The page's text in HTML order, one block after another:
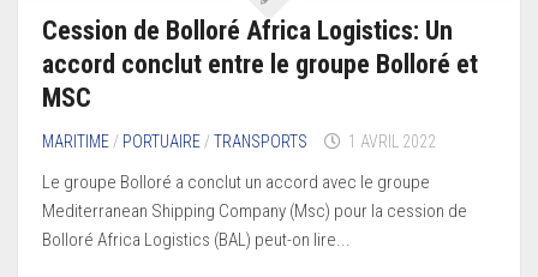
Cession de Bolloré Africa Logistics: Un
accord conclut entre le groupe Bolloré et
MSC
MARITIME / PORTUAIRE /TRANSPORTS 1 AVRIL 2022
Le groupe Bolloré a conclut un accord avec le groupe
Mediterranean Shipping Company (Msc) pour la cession de
Bolloré Africa Logistics (BAL) peut-on lire...